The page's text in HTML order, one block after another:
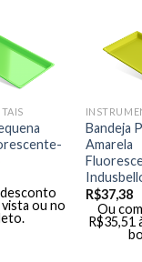
vista ou no
Bandeja
Amarela
R$37,38
Ou
R$35,51